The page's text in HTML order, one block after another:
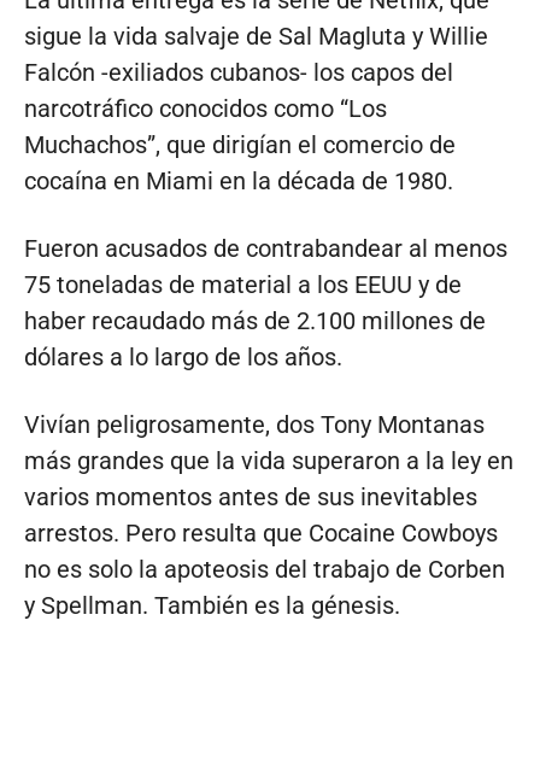
sigue la vida salvaje de Sal Magluta y Willie
Falcón -exiliados cubanos- los capos del
narcotráfico conocidos como “Los
Muchachos”, que dirigían el comercio de
cocaína en Miami en la década de 1980.
Fueron acusados ​​de contrabandear al menos
75 toneladas de material a los EEUU y de
haber recaudado más de 2.100 millones de
dólares a lo largo de los años.
Vivían peligrosamente, dos Tony Montanas
más grandes que la vida superaron a la ley en
varios momentos antes de sus inevitables
arrestos. Pero resulta que Cocaine Cowboys
no es solo la apoteosis del trabajo de Corben
y Spellman. También es la génesis.